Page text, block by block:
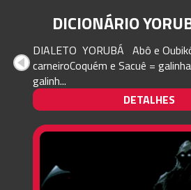
DICIONÁRIO
DIALETO YORUBÁ Abô e
carneiroCoquém e Sacuê =
galinh...
DETALHES